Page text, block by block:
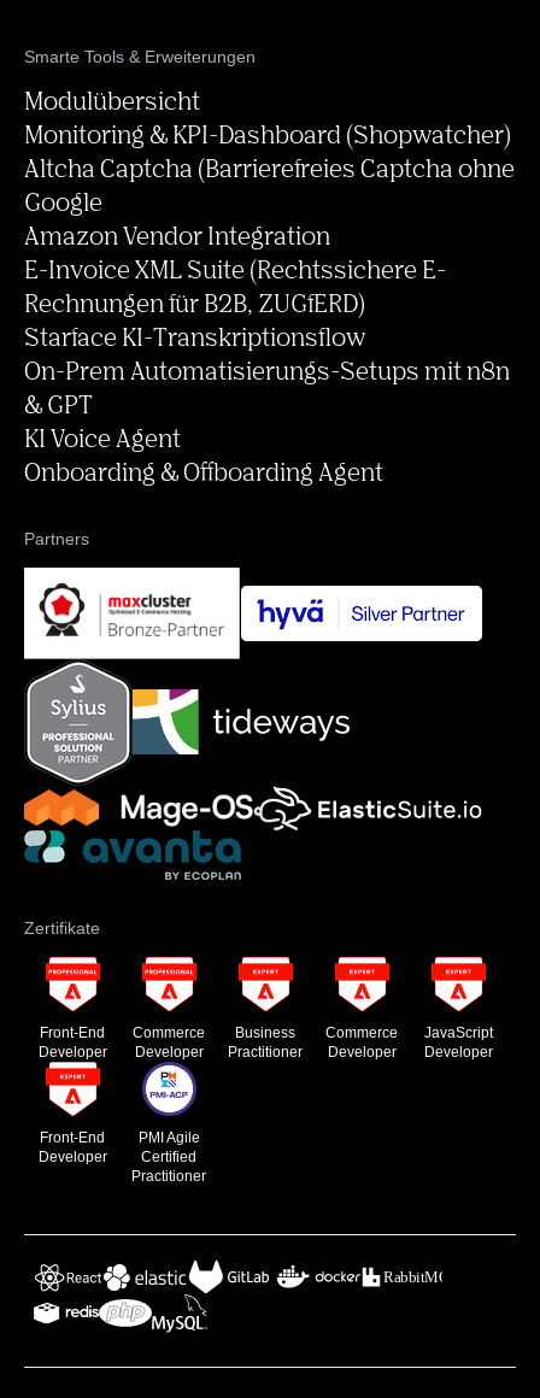
Smarte Tools & Erweiterungen
Modulübersicht
Monitoring & KPI-Dashboard (Shopwatcher)
Altcha Captcha (Barrierefreies Captcha ohne
Google
Amazon Vendor Integration
E-Invoice XML Suite (Rechtssichere E-
Rechnungen für B2B, ZUGfERD)
Starface KI-Transkriptionsflow
On-Prem Automatisierungs-Setups mit n8n
& GPT
KI Voice Agent
Onboarding & Offboarding Agent
Partners
Zertifikate
Front-End
Developer
Commerce
Developer
Business
Practitioner
Commerce
Developer
JavaScript
Developer
Front-End
Developer
PMI Agile
Certified
Practitioner